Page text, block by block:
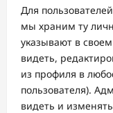
Для
мы храним ту
указывают в
видеть,
из профиля в
пользователя).
видеть и